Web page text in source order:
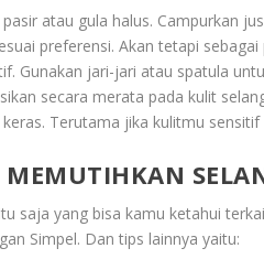
atau gula halus. Campurkan
preferensi. Akan tetapi
Gunakan jari-jari atau spatula
secara merata pada kulit
Terutama jika kulitmu
saja yang bisa kamu ketahui
Simpel. Dan tips lainnya yaitu: